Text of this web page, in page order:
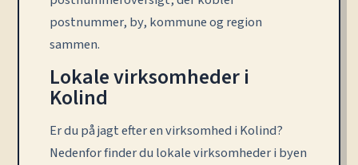
postnummer, by, kommune og region
sammen.
Lokale virksomheder i
Kolind
Er du på jagt efter en virksomhed i Kolind?
Nedenfor finder du lokale virksomheder i byen